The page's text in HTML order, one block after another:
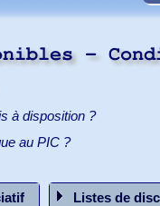
-
à disposition ?
au PIC ?
Listes de